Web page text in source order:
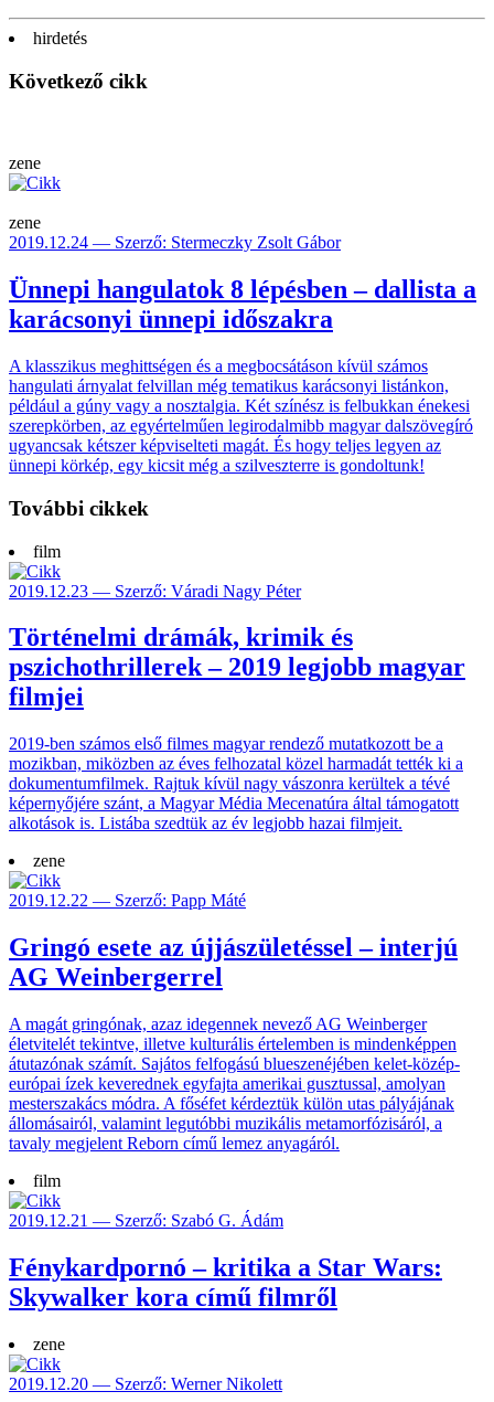
hirdetés
Következő cikk
zene
zene
2019.12.24 — Szerző: Stermeczky Zsolt Gábor
Ünnepi hangulatok 8 lépésben – dallista a
karácsonyi ünnepi időszakra
A klasszikus meghittségen és a megbocsátáson kívül számos
hangulati árnyalat felvillan még tematikus karácsonyi listánkon,
például a gúny vagy a nosztalgia. Két színész is felbukkan énekesi
szerepkörben, az egyértelműen legirodalmibb magyar dalszövegíró
ugyancsak kétszer képviselteti magát. És hogy teljes legyen az
ünnepi körkép, egy kicsit még a szilveszterre is gondoltunk!
További cikkek
film
2019.12.23 — Szerző: Váradi Nagy Péter
Történelmi drámák, krimik és
pszichothrillerek – 2019 legjobb magyar
filmjei
2019-ben számos első filmes magyar rendező mutatkozott be a
mozikban, miközben az éves felhozatal közel harmadát tették ki a
dokumentumfilmek. Rajtuk kívül nagy vászonra kerültek a tévé
képernyőjére szánt, a Magyar Média Mecenatúra által támogatott
alkotások is. Listába szedtük az év legjobb hazai filmjeit.
zene
2019.12.22 — Szerző: Papp Máté
Gringó esete az újjászületéssel – interjú
AG Weinbergerrel
A magát gringónak, azaz idegennek nevező AG Weinberger
életvitelét tekintve, illetve kulturális értelemben is mindenképpen
átutazónak számít. Sajátos felfogású blueszenéjében kelet-közép-
európai ízek keverednek egyfajta amerikai gusztussal, amolyan
mesterszakács módra. A főséfet kérdeztük külön utas pályájának
állomásairól, valamint legutóbbi muzikális metamorfózisáról, a
tavaly megjelent Reborn című lemez anyagáról.
film
2019.12.21 — Szerző: Szabó G. Ádám
Fénykardpornó – kritika a Star Wars:
Skywalker kora című filmről
zene
2019.12.20 — Szerző: Werner Nikolett